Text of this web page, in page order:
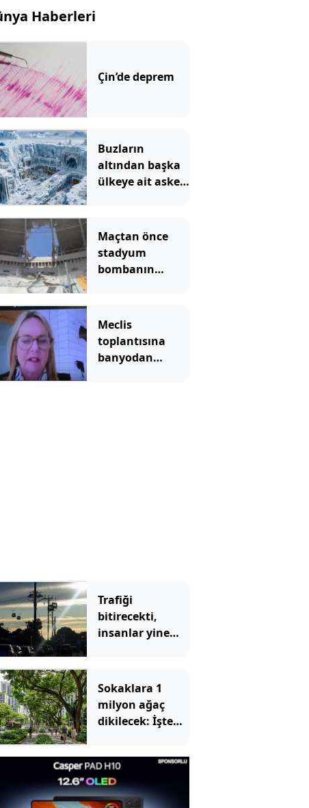
Haberleri
Çin’de deprem
Buzların
altından başka
ülkeye ait askeri
Maçtan önce
stadyum
bombanın
Meclis
toplantısına
banyodan
Trafiği
bitirecekti,
insanlar yine
teleferik
bomboş kaldı
Sokaklara 1
milyon ağaç
dikilecek: İşte